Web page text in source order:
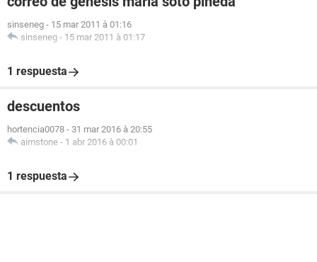
sinseneg - 15 mar 2011 à 01:16
sinseneg - 15 mar 2011 à 01:17
1 respuesta
descuentos
hortencia0078 - 31 mar 2016 à 20:55
aimstone - 1 abr 2016 à 00:01
1 respuesta